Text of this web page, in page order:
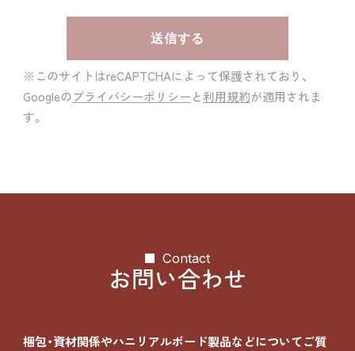
※このサイトはreCAPTCHAによって保護されており、
Googleのプライバシーポリシーと利用規約が適用されま
す。
Contact
お問い合わせ
梱包・資材関係やハニリアルボード製品などについてご質